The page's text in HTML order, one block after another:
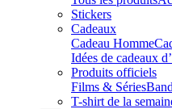
Stickers
Cadeaux
Cadeau Homme
Idées de cadeaux
Produits officiels
Films & Séries
T-shirt de la